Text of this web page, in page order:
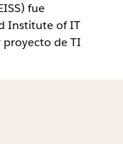
fue
Institute of IT
de TI